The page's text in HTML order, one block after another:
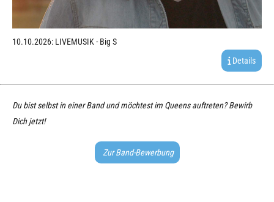
10.10.2026: LIVEMUSIK - Big S
Details
Du bist selbst in einer Band und möchtest im Queens auftreten? Bewirb
Dich jetzt!
Zur Band-Bewerbung